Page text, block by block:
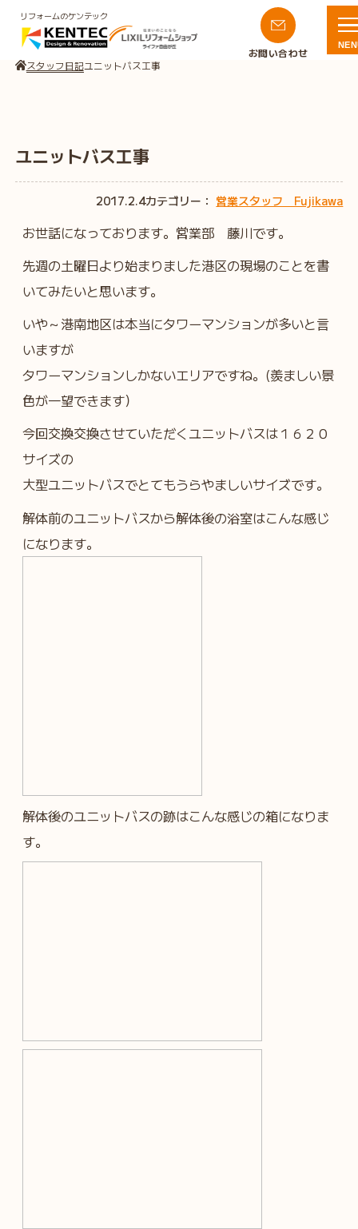
リフォームのケンテック
お問い合わせ
スタッフ日記ユニットバス工事
ユニットバス工事
2017.2.4カテゴリー： 営業スタッフ Fujikawa
お世話になっております。営業部 藤川です。
先週の土曜日より始まりました港区の現場のことを書
いてみたいと思います。
いや～港南地区は本当にタワーマンションが多いと言
いますが
タワーマンションしかないエリアですね。(羨ましい景
色が一望できます）
今回交換交換させていただくユニットバスは１６２０
サイズの
大型ユニットバスでとてもうらやましいサイズです。
解体前のユニットバスから解体後の浴室はこんな感じ
になります。
解体後のユニットバスの跡はこんな感じの箱になりま
す。